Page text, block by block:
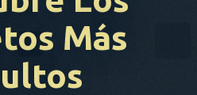
Más